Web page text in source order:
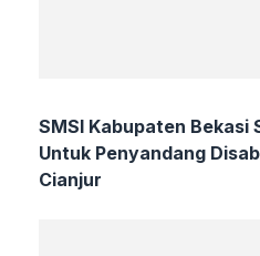
SMSI Kabupaten Bekasi
Untuk Penyandang
Cianjur